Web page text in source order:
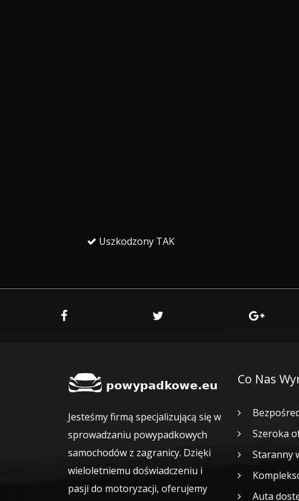
Uszkodzony TAK
Jesteśmy firmą specjalizującą się w
sprowadzaniu powypadkowych
samochodów z zagranicy. Dzięki
wieloletniemu doświadczeniu i
pasji do motoryzacji, oferujemy
Co Nas
Szeroka
Staranny
Auta